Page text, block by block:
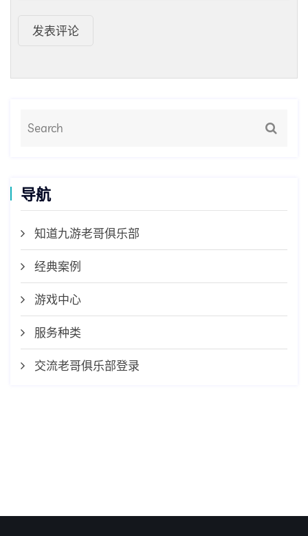
发表评论
导航
知道九游老哥俱乐部
经典案例
游戏中心
服务种类
交流老哥俱乐部登录